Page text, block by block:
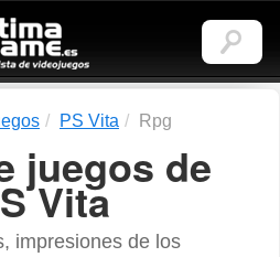
PS Vita Rpg
juegos de
Vita
impresiones de los